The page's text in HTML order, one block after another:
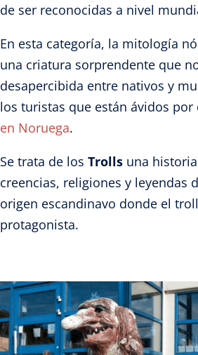
de ser reconocidas a nivel
En esta categoría, la mitología
una criatura sorprendente que
desapercibida entre nativos y
los turistas que están ávidos por
en Noruega.
Se trata de los Trolls una
creencias, religiones y leyendas
origen escandinavo donde el
protagonista.